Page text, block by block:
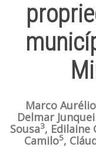
Marco
Delmar
Sousa3, Edilaine
Camilo5,